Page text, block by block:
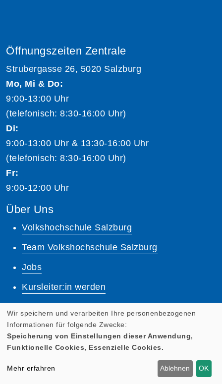
Öffnungszeiten Zentrale
Strubergasse 26, 5020 Salzburg
Mo, Mi & Do:
9:00-13:00 Uhr
(telefonisch: 8:30-16:00 Uhr)
Di:
9:00-13:00 Uhr & 13:30-16:00 Uhr
(telefonisch: 8:30-16:00 Uhr)
Fr:
9:00-12:00 Uhr
Über Uns
Volkshochschule Salzburg
Team Volkshochschule Salzburg
Jobs
Kursleiter:in werden
Dozenten Login
Lernplattform
Quicklinks
Wir speichern und verarbeiten Ihre personenbezogenen
Informationen für folgende Zwecke:
Speicherung von Einstellungen dieser Anwendung,
Funktionelle Cookies, Essenzielle Cookies.
Mehr erfahren Ablehnen OK